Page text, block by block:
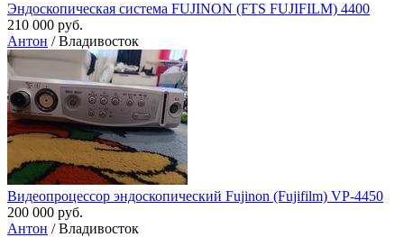
Эндоскопическая система FUJINON (FTS FUJIFILM) 4400
210 000 руб.
Антон / Владивосток
Видеопроцессор эндоскопический Fujinon (Fujifilm) VP-4450
200 000 руб.
Антон / Владивосток